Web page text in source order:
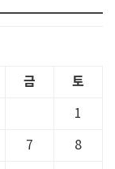
금 토
1
7 8